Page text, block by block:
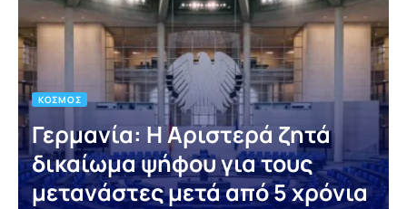
ΚΌΣΜΟΣ
Γερμανία: Η Αριστερά ζητά
δικαίωμα ψήφου για τους
μετανάστες μετά από 5 χρόνια